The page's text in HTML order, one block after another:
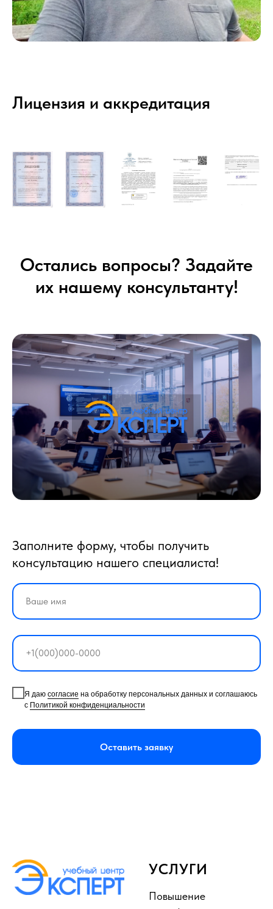
Лицензия и аккредитация
Остались вопросы? Задайте
их нашему консультанту!
Заполните форму, чтобы получить
консультацию нашего специалиста!
Я даю согласие на обработку персональных данных и соглашаюсь
с Политикой конфиденциальности
Оставить заявку
УСЛУГИ
Повышение